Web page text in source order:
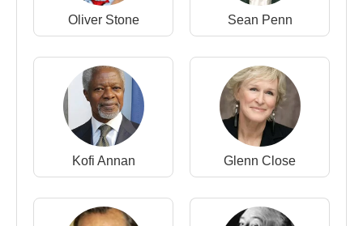
1998: Cesar Award: Sinemaya katkılarından dolayı
Onur Ödülü.
katkılarından dolayı Onur Ödülü.
2013 :65. Emmy Ödülleri - Mini Dizi Dalında En İyi
Erkek Oyuncu (Behind the Candelabra)
2014 :71. Altın Küre Ödülleri En iyi erkek oyuncu
(mini dizi) (Behind the Candelabra)
:
Oliver Stone Sean Penn
Kofi Annan Glenn Close